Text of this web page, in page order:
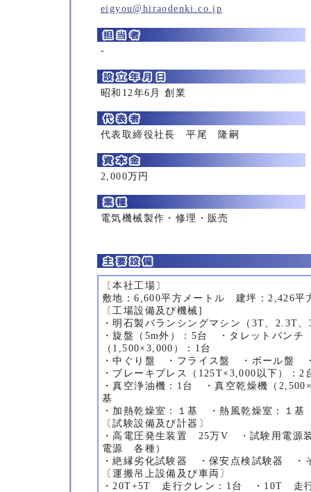
eigyou@hiraodenki.co.jp
-
昭和12年6月 創業
代表取締役社長 平尾 隆嗣
2,000万円
電気機械製作・修理・販売
〔本社工場〕
敷地：6,600平方メートル 建坪：2,426平
〔工場設備及び機械]
・明石製バランシングマシン（3T、2.3T
・旋盤（5m外）：5台 ・タレットパン
（1,500×3,000）：1台
・中ぐり盤 ・フライス盤 ・ボール盤
・ブレーキプレス（125T×3,000以下）：2
・真空浄油機：1台 ・真空乾燥機（
基
・加熱乾燥室：１基 ・熱風乾燥室：１基
〔試験設備及び計器〕
・高電圧発生装置 25万V ・試験用電源
電源 各種）
・絶縁劣化試験器 ・保安点検試験器 ・
〔運搬吊上設備及び車両〕
・20T+5T 走行クレン：1台 ・10T 走